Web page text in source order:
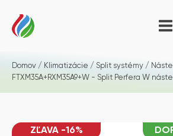
Domov / Klimatizácie / Split systémy /
FTXM35A+RXM35A9+W - Split Perfera W
ZĽAVA -16%